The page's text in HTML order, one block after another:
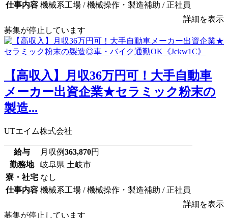
仕事内容 機械系工場 / 機械操作・製造補助 / 正社員
詳細を表示
募集が停止しています
【高収入】月収36万円可！大手自動車
メーカー出資企業★セラミック粉末の
製造...
UTエイム株式会社
給与 月収例363,870円
勤務地
岐阜県 土岐市
寮・社宅 なし
仕事内容 機械系工場 / 機械操作・製造補助 / 正社員
詳細を表示
募集が停止しています